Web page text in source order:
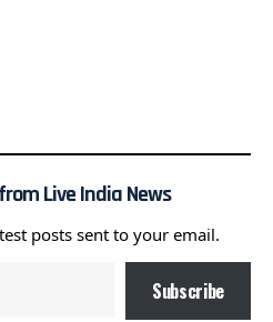
Live India News
posts sent to your email.
Subscribe